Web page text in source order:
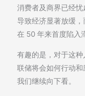
消费者及商界已经
导致经济显著放缓
在 50 年来首度陷入
有趣的是，对于这
联储将会如何行动和
我们继续向下看。